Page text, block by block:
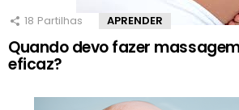
18 Partilhas APRENDER
Quando devo fazer
eficaz?